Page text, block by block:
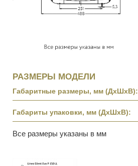
РАЗМЕРЫ МОДЕЛИ
Габаритные размеры, мм (ДхШхВ):
Габариты упаковки, мм (ДхШхВ):
Все размеры указаны в мм